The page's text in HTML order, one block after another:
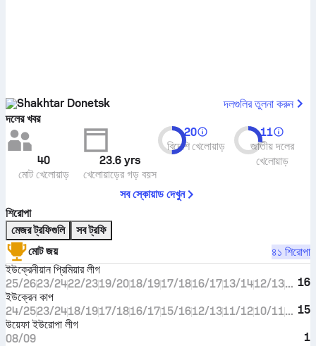
Shakhtar Donetsk
দলগুলির তুলনা করুন
দলের খবর
40
মোট খেলোয়াড়
23.6 yrs
খেলোয়াড়ের গড় বয়স
20
বিদেশি খেলোয়াড়
11
জাতীয় দলের
খেলোয়াড়
সব স্কোয়াড দেখুন
শিরোপা
মেজর ট্রফিগুলি
সব ট্রফি
মোট জয়
৪১ শিরোপা
ইউক্রেনীয়ান প্রিমিয়ার লীগ
25/2623/2422/2319/2018/1917/1816/1713/1412/1311/12
16
ইউক্রেন কাপ
24/2523/2418/1917/1816/1715/1612/1311/1210/1107/08
15
উয়েফা ইউরোপা লীগ
08/09
1